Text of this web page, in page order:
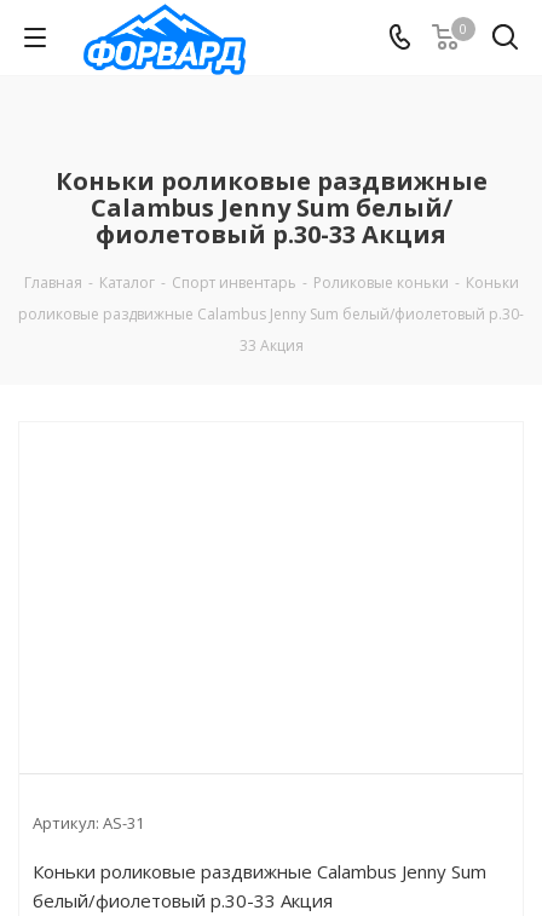
0
Коньки роликовые раздвижные
Calambus Jenny Sum белый/
фиолетовый р.30-33 Акция
Главная - Каталог - Спорт инвентарь - Роликовые коньки - Коньки
роликовые раздвижные Calambus Jenny Sum белый/фиолетовый р.30-
33 Акция
Артикул: AS-31
Коньки роликовые раздвижные Calambus Jenny Sum
белый/фиолетовый р.30-33 Акция